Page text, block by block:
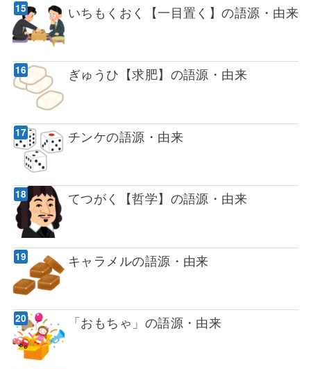
いちもくおく【一目置く】の語源・由来
ぎゅうひ【求肥】の語源・由来
チンケの語源・由来
てつがく【哲学】の語源・由来
キャラメルの語源・由来
「おもちゃ」の語源・由来